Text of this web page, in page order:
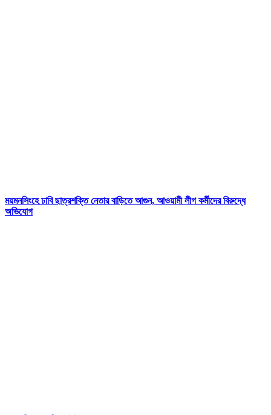
ময়মনসিংহে ঢাবি ছাত্রশক্তি নেতার বাড়িতে আগুন, আওয়ামী লীগ কর্মীদের বিরুদ্ধে
অভিযোগ